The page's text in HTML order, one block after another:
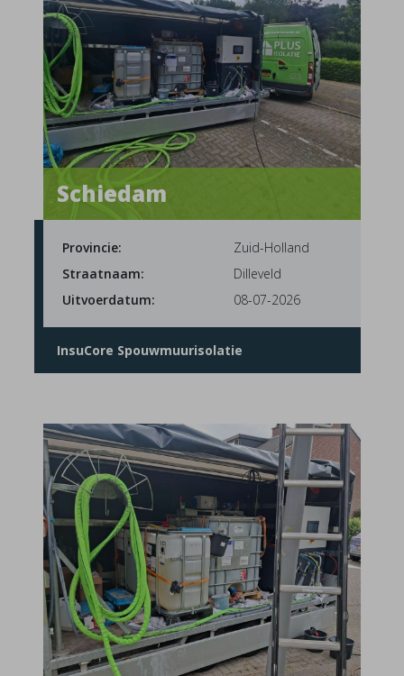
Schiedam
Provincie:
Zuid-Holland
Straatnaam:
Dilleveld
Uitvoerdatum:
08-07-2026
InsuCore Spouwmuurisolatie